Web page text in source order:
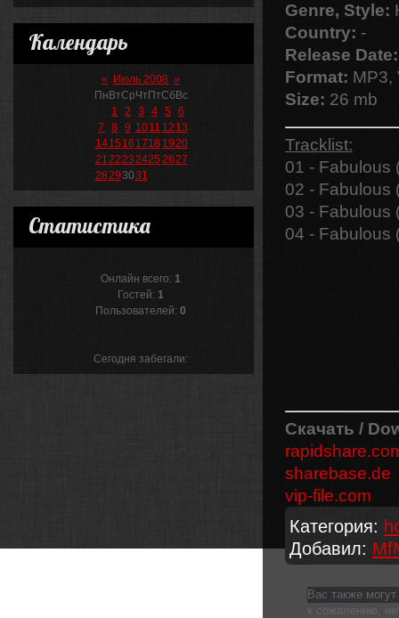
Календарь
« Июль 2008 »
Пн ВтСрЧт ПтСбВс
1
2 3 4 5
6
7
8 9 1011 12 13
1415 16 1718 1920
2122232425 2627
28293031
Статистика
Онлайн всего: 1
Гостей: 1
Пользователей: 0
Сегодня забегали:
Genre, Style:
Country: -
Release Date:
Format: MP3,
Size: 26 mb
Tracklist:
01 - Fabulous
02 - Fabulous
03 - Fabulous
04 - Fabulous
Скачать /
sharebase.de
vip-file.com
Категория:
Добавил:
Вас также
к сожалению,